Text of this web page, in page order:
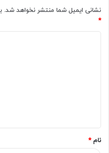
نشانی ایمیل شما منتشر نخواهد شد.
*
*
نام*